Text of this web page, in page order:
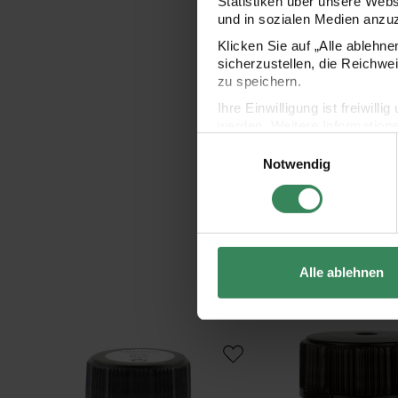
und in sozialen Medien
Klicken Sie auf „Alle
sicherzustellen, die
zu speichern.
Ihre Einwilligung ist freiwillig
Impressum
Datenschutz
Notwendig
Alle ablehnen
Javana Stoffmalfarbe